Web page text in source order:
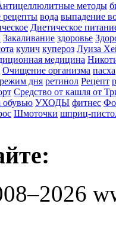
методы
рецепты вода выпадение
Диетическое
Закаливание здоровье
кулич купероз Луиза
медицина
Очищение организма пасха
режим дня ретинол Рецепт
Средство от кашля от
обувью УХОДЫ фитнес
Шмоточки шприц-